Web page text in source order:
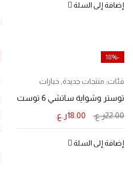
إضافة إلى السلة
-18%
فئات: منتجات جديدة, خبازات
توستر وشواية ساتشي 6 توست
22.00ر.ع. 18.00ر.ع.
إضافة إلى السلة